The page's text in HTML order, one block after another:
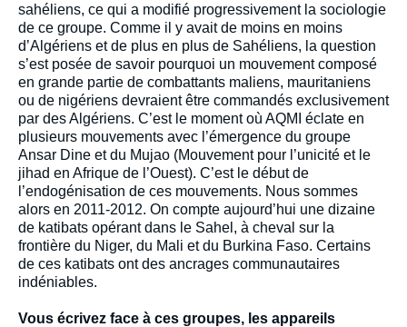
sahéliens, ce qui a modifié progressivement la sociologie
de ce groupe. Comme il y avait de moins en moins
d’Algériens et de plus en plus de Sahéliens, la question
s’est posée de savoir pourquoi un mouvement composé
en grande partie de combattants maliens, mauritaniens
ou de nigériens devraient être commandés exclusivement
par des Algériens. C’est le moment où AQMI éclate en
plusieurs mouvements avec l’émergence du groupe
Ansar Dine et du Mujao (Mouvement pour l’unicité et le
jihad en Afrique de l’Ouest). C’est le début de
l’endogénisation de ces mouvements. Nous sommes
alors en 2011-2012. On compte aujourd’hui une dizaine
de katibats opérant dans le Sahel, à cheval sur la
frontière du Niger, du Mali et du Burkina Faso. Certains
de ces katibats ont des ancrages communautaires
indéniables.
Vous écrivez face à ces groupes, les appareils